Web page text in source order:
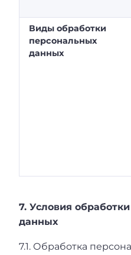
Виды обработки
персональных
данных
7. Условия
данных
7.1. Обработка